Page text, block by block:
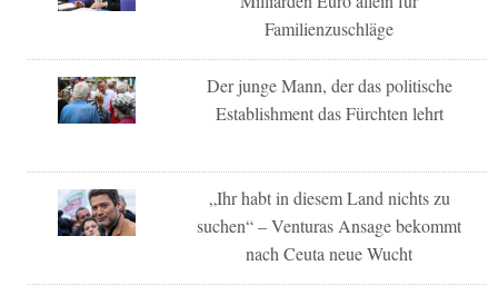
Familienzuschläge
Der junge Mann, der das politische
Establishment das Fürchten lehrt
„Ihr habt in diesem Land nichts zu
suchen“ – Venturas Ansage bekommt
nach Ceuta neue Wucht